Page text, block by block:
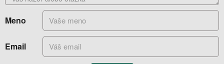
Meno
Email